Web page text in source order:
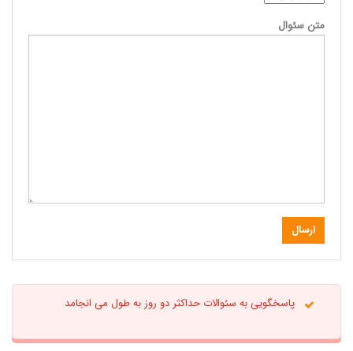
متن سئوال
پاسخگویی به سئوالات حداکثر دو روز به طول می انجامد